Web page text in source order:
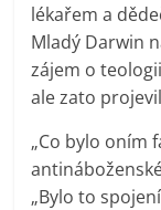
lékařem a
Mladý Darwin
zájem o
ale zato
„Co bylo oním
„Bylo to